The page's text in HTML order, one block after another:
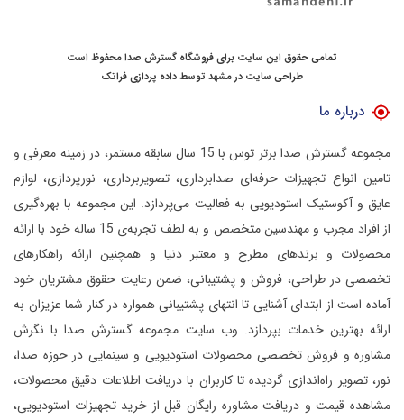
تمامی حقوق این سایت برای فروشگاه گسترش صدا محفوظ است
طراحی سایت در مشهد توسطداده پردازی فراتک
درباره ما
مجموعه گسترش صدا برتر توس با 15 سال سابقه مستمر، در زمینه معرفی و
تامین انواع تجهیزات حرفه‌ای صدابرداری، تصویربرداری، نورپردازی، لوازم
عایق و آکوستیک استودیویی به فعالیت می‌پردازد. این مجموعه با بهره‌گیری
از افراد مجرب و مهندسین متخصص و به لطف تجربه‌ی 15 ساله خود با ارائه
محصولات و برندهای مطرح و معتبر دنیا و همچنین ارائه راهکارهای
تخصصی در طراحی، فروش و پشتیبانی، ضمن رعایت حقوق مشتریان خود
آماده است از ابتدای آشنایی تا انتهای پشتیبانی همواره در کنار شما عزیزان به
ارائه بهترین خدمات بپردازد. وب سایت مجموعه گسترش صدا با نگرش
مشاوره و فروش تخصصی محصولات استودیویی و سینمایی در حوزه صدا،
نور، تصویر راه‌اندازی گردیده تا کاربران با دریافت اطلاعات دقیق محصولات،
مشاهده قیمت و دریافت مشاوره رایگان قبل از خرید تجهیزات استودیویی،